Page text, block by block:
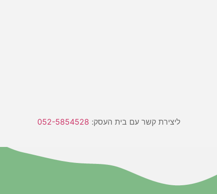
ליצירת קשר עם בית העסק: 052-5854528